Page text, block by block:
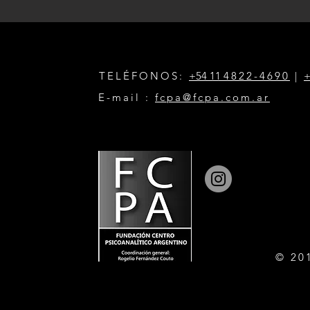
TELÉFONOS: +54 11 4822-4690 |
E-mail : fcpa@fcpa.com.ar
©